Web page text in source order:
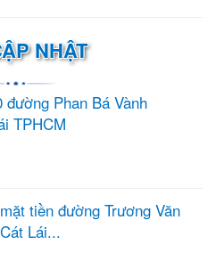
NHẬT
đường Phan Bá Vành
TPHCM
tiền đường Trương Văn
Lái...